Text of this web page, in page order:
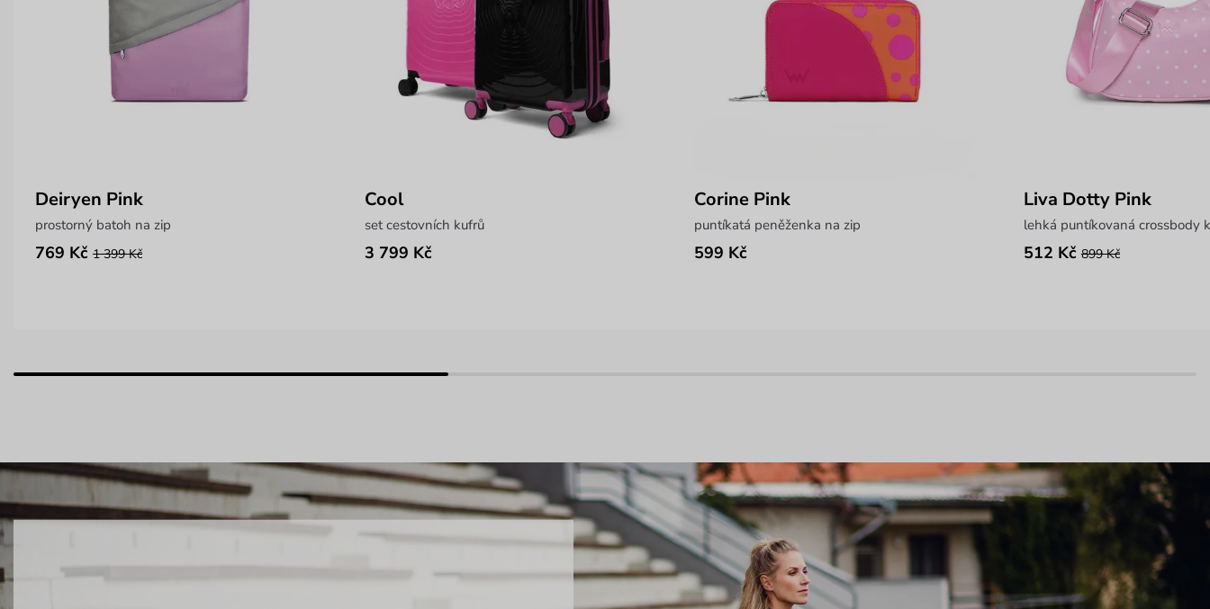
Deiryen Pink
prostorný batoh na zip
769 Kč 1 399 Kč
Cool
set cestovních kufrů
3 799 Kč
Corine Pink
puntíkatá peněženka na zip
599 Kč
Liva Dotty Pink
lehká puntíkovaná crossbody
512 Kč 899 Kč